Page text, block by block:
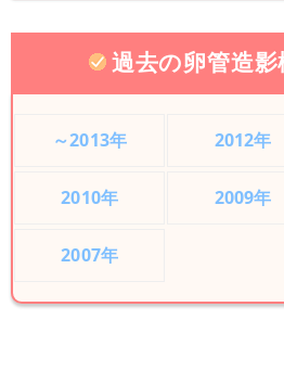
過去の卵管造
～2013年 2012年
2010年 2009年
2007年